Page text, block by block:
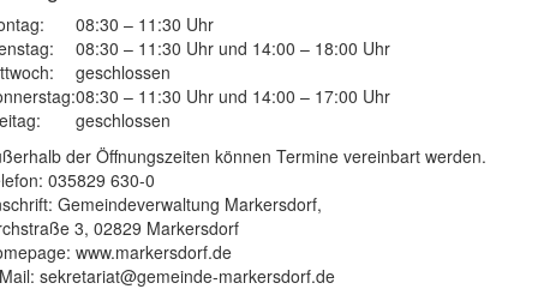
08:30 – 11:30 Uhr
08:30 – 11:30 Uhr und 14:00 – 18:00 Uhr
geschlossen
08:30 – 11:30 Uhr und 14:00 – 17:00 Uhr
geschlossen
der Öffnungszeiten können Termine vereinbart werden.
035829 630-0
Gemeindeverwaltung Markersdorf,
3, 02829 Markersdorf
www.markersdorf.de
sekretariat@gemeinde-markersdorf.de